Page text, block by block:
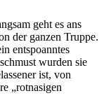
geht es ans
der ganzen Truppe.
entspoanntes
wurden sie
ist, von
„rotnasigen